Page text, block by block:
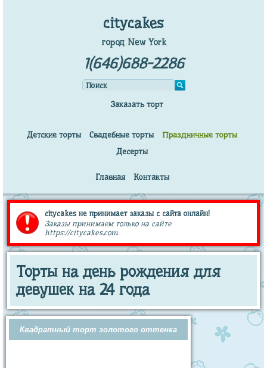
citycakes
город New York
1(646)688-2286
Заказать торт
Детские торты Свадебные торты
Праздничные торты
Десерты
Главная Контакты
citycakes не принимает заказы с сайта онлайн!
Заказы принимаем только на сайте
https://citycakes.com
Торты на день рождения для
девушек на 24 года
Квадратный торт золотого оттенка